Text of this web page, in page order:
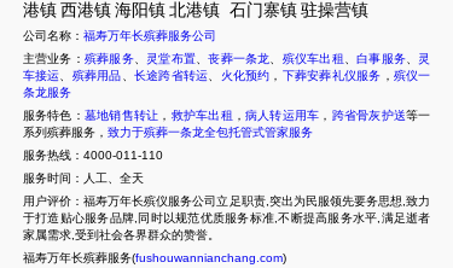
港镇 西港镇 海阳镇 北港镇 石门寨镇 驻操营镇
公司名称： 福寿万年长殡葬服务公司
主营业务： 殡葬服务、 灵堂布置 、丧葬一条龙 殡仪车出租 、白事服务
灵
车接运
殡葬用品 长途跨省转运 火化预约 ， 下葬安葬礼仪服务 ， 殡仪一
条龙服务
服务特色： 墓地销售转让 ， 救护车出租 ， 病人转运用车 ， 跨省骨灰护送等一
系列殡葬服务， 致力于殡葬一条龙全包托管式管家服务
服务热线：4000-011-110
服务时间：人工、全天
用户评价：福寿万年长殡仪服务公司立足职责,突出为民服领先要务思想,致力
于打造贴心服务品牌,同时以规范优质服务标准,不断提高服务水平,满足逝者
家属需求,受到社会各界群众的赞誉。
福寿万年长殡葬服务(fushouwannianchang.com)